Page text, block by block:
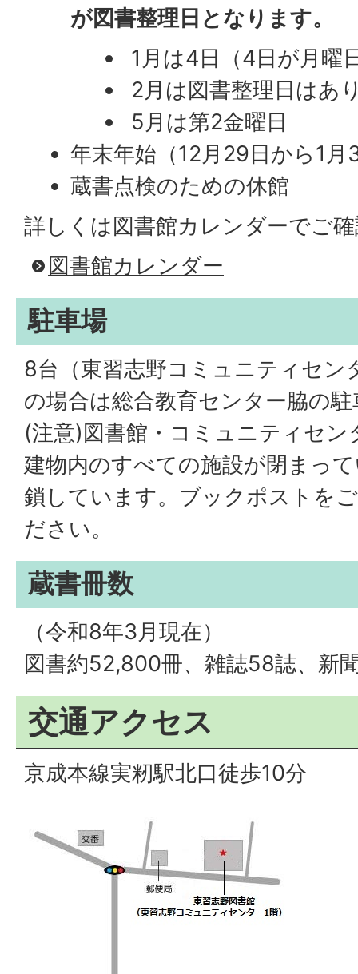
が図書整理日となります。
1月は4日（4日が月曜
2月は図書整理日はあ
5月は第2金曜日
年末年始（12月29日から1月
蔵書点検のための休館
詳しくは図書館カレンダーでご
図書館カレンダー
駐車場
8台（東習志野コミュニティセン
の場合は総合教育センター脇の
(注意)図書館・コミュニティセン
建物内のすべての施設が閉まっ
鎖しています。ブックポストを
ださい。
蔵書冊数
（令和8年3月現在）
図書約52,800冊、雑誌58誌、新
交通アクセス
京成本線実籾駅北口徒歩10分